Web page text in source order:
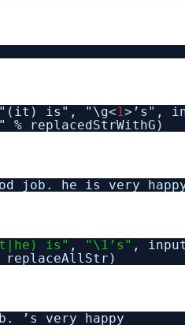
is", "\g<1>’s",
% replacedStrWithG)
job. he is very
is" , "\1’s" ,
replaceAllStr)
’s very happy